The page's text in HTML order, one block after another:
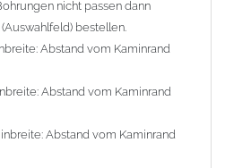
Typen zur Auswahl. Bitte
Auswahlfeld: 01 Haus,03 Welle
Sattel Welle, 15 Welle 90° gedreht,
S-Line, 20 Pult
nicht passen dann
bestellen.
Abstand vom Kaminrand
Abstand vom Kaminrand
Abstand vom Kaminrand